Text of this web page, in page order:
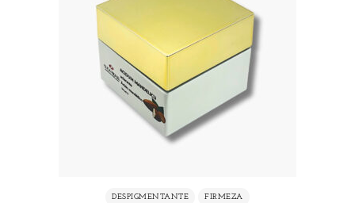
DESPIGMENTANTE FIRMEZA